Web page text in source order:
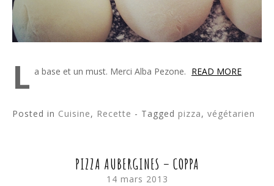
L a base et un must. Merci Alba Pezone. READ MORE
Posted in Cuisine, Recette - Tagged pizza, végétarien
PIZZA AUBERGINES – COPPA
14 mars 2013